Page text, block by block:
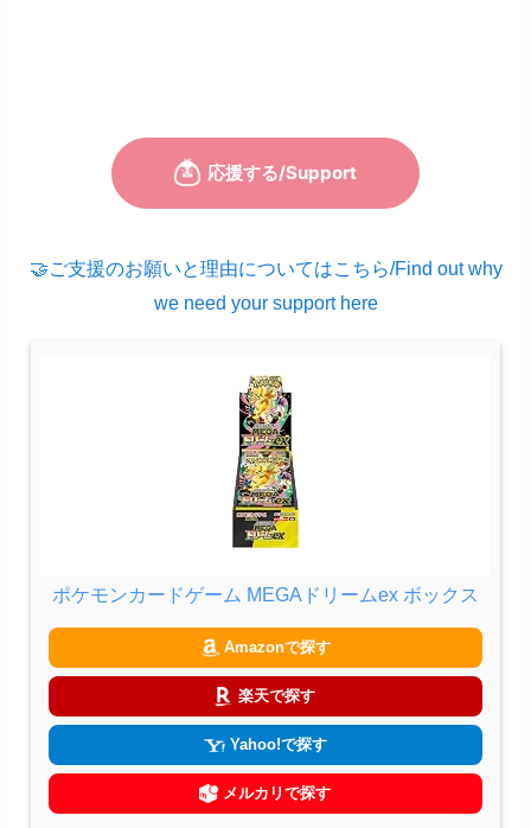
🤝ご支援のお願いと理由についてはこちら/Find out why
we need your support here
ポケモンカードゲーム MEGAドリームex ボックス
Amazonで探す
楽天で探す
Yahoo!で探す
メルカリで探す